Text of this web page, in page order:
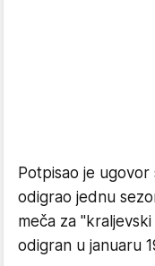
Potpisao je ugovor
odigrao jednu
meča za
odigran u januaru